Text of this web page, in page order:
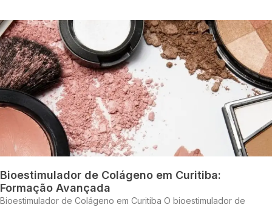
Bioestimulador de Colágeno em Curitiba:
Formação Avançada
Bioestimulador de Colágeno em Curitiba O bioestimulador de